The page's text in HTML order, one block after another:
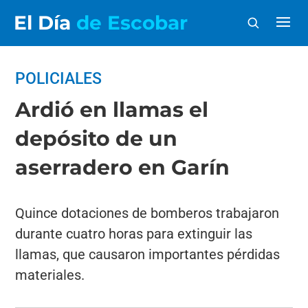
El Día de Escobar
POLICIALES
Ardió en llamas el
depósito de un
aserradero en Garín
Quince dotaciones de bomberos trabajaron
durante cuatro horas para extinguir las
llamas, que causaron importantes pérdidas
materiales.